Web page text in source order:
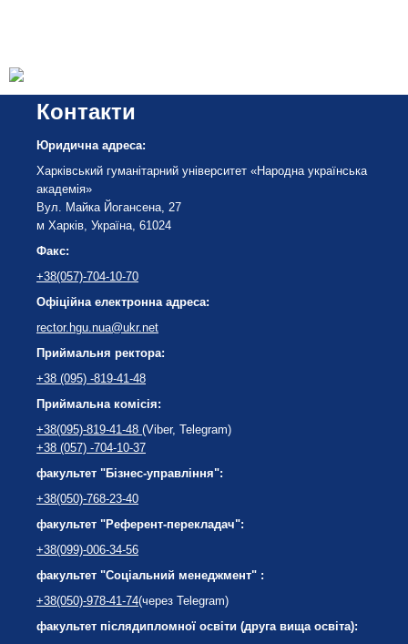
Контакти
Юридична адреса:
Харківський гуманітарний університет «Народна українська
академія»
Вул. Майка Йогансена, 27
м Харків, Україна, 61024
Факс:
+38(057)-704-10-70
Офіційна електронна адреса:
rector.hgu.nua@ukr.net
Приймальня ректора:
+38 (095) -819-41-48
Приймальна комісія:
+38(095)-819-41-48 (Viber, Telegram)
+38 (057) -704-10-37
факультет "Бізнес-управління":
+38(050)-768-23-40
факультет "Референт-перекладач":
+38(099)-006-34-56
факультет "Соціальний менеджмент" :
+38(050)-978-41-74(через Telegram)
факультет післядипломної освіти (друга вища освіта):